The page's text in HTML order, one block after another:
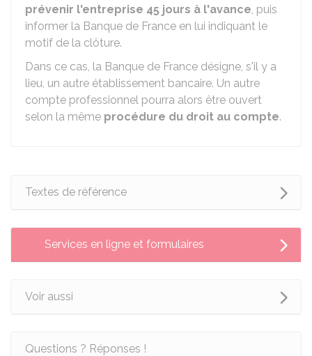
prévenir l'entreprise 45 jours à l'avance, puis
informer la Banque de France en lui indiquant le
motif de la clôture.
Dans ce cas, la Banque de France désigne, s'il y a
lieu, un autre établissement bancaire. Un autre
compte professionnel pourra alors être ouvert
selon la même procédure du droit au compte.
Textes de référence
Services en ligne et formulaires
Voir aussi
Questions ? Réponses !